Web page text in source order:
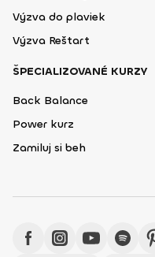
Výzva do plaviek
Výzva Reštart
ŠPECIALIZOVANÉ KURZY
Back Balance
Power kurz
Zamiluj si beh